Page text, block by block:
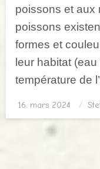
poissons et aux
poissons
formes et
leur habitat
température de
Posted
on
16. mars 2024